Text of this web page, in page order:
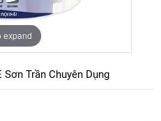
expand
Sơn Trần Chuyên Dụng